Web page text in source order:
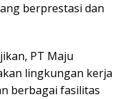
berprestasi dan
PT Maju
lingkungan kerja
berbagai fasilitas